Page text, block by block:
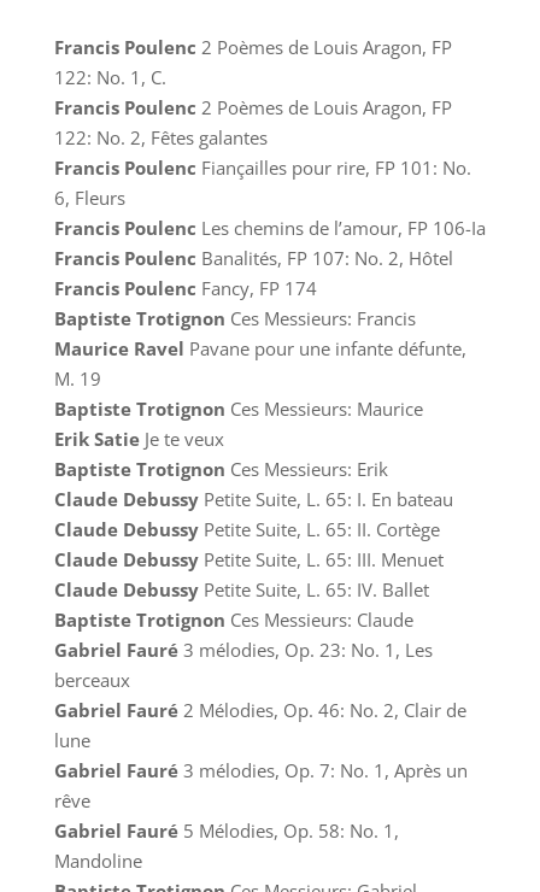
Francis Poulenc 2 Poèmes de Louis Aragon, FP
122: No. 1, C.
Francis Poulenc 2 Poèmes de Louis Aragon, FP
122: No. 2, Fêtes galantes
Francis Poulenc Fiançailles pour rire, FP 101: No.
6, Fleurs
Francis Poulenc Les chemins de l’amour, FP 106-Ia
Francis Poulenc Banalités, FP 107: No. 2, Hôtel
Francis Poulenc Fancy, FP 174
Baptiste Trotignon Ces Messieurs: Francis
Maurice Ravel Pavane pour une infante défunte,
M. 19
Baptiste Trotignon Ces Messieurs: Maurice
Erik SatieJe te veux
Baptiste Trotignon Ces Messieurs: Erik
Claude DebussyPetite Suite, L. 65: I. En bateau
Claude DebussyPetite Suite, L. 65: II. Cortège
Claude DebussyPetite Suite, L. 65: III. Menuet
Claude DebussyPetite Suite, L. 65: IV. Ballet
Baptiste Trotignon Ces Messieurs: Claude
Gabriel Fauré3 mélodies, Op. 23: No. 1, Les
berceaux
Gabriel Fauré2 Mélodies, Op. 46: No. 2, Clair de
lune
Gabriel Fauré3 mélodies, Op. 7: No. 1, Après un
rêve
Gabriel Fauré5 Mélodies, Op. 58: No. 1,
Mandoline